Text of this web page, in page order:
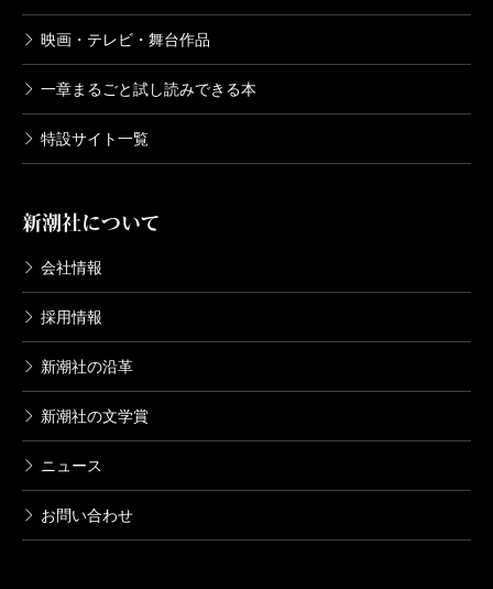
映画・テレビ・舞台作品
一章まるごと試し読みできる本
特設サイト一覧
新潮社について
会社情報
採用情報
新潮社の沿革
新潮社の文学賞
ニュース
お問い合わせ